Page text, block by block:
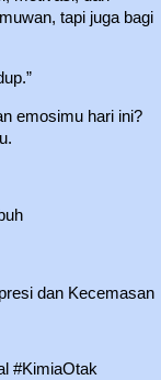
tapi juga bagi
emosimu hari ini?
dan Kecemasan
#KimiaOtak